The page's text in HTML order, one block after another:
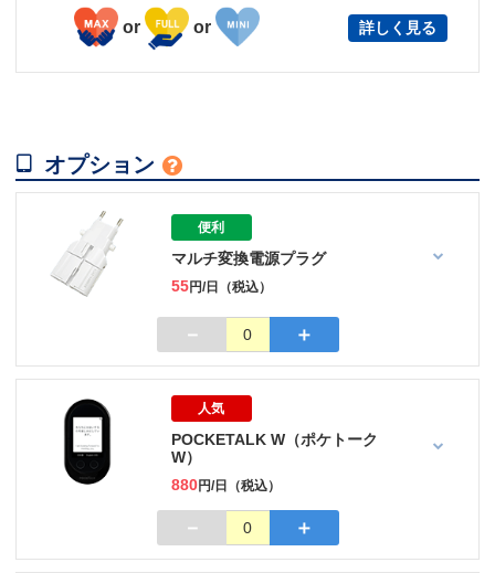
or or 詳しく見る
 オプション 
便利
マルチ変換電源プラグ
55円/日（税込）
－ 0 ＋
人気
POCKETALK W（ポケトーク
W）
880円/日（税込）
－ 0 ＋